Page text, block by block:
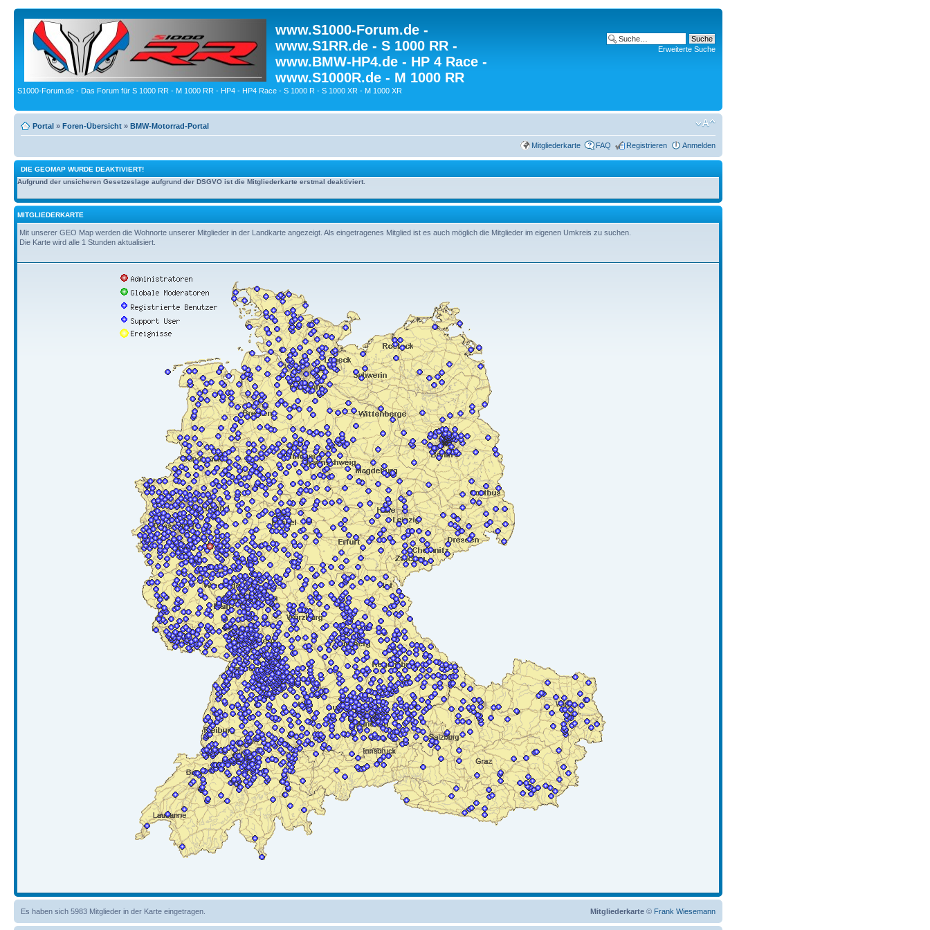
www.S1000-Forum.de -
www.S1RR.de - S 1000 RR -
www.BMW-HP4.de - HP 4 Race -
www.S1000R.de - M 1000 RR
S1000-Forum.de - Das Forum für S 1000 RR - M 1000 RR - HP4 - HP4 Race - S 1000 R - S 1000 XR - M 1000 XR
Erweiterte Suche
Portal » Foren-Übersicht » BMW-Motorrad-Portal
Mitgliederkarte FAQ Registrieren Anmelden
DIE GEOMAP WURDE DEAKTIVIERT!
Aufgrund der unsicheren Gesetzeslage aufgrund der DSGVO ist die Mitgliederkarte erstmal deaktiviert.
MITGLIEDERKARTE
Mit unserer GEO Map werden die Wohnorte unserer Mitglieder in der Landkarte angezeigt. Als eingetragenes Mitglied ist es auch möglich die Mitglieder im eigenen Umkreis zu suchen.
Die Karte wird alle 1 Stunden aktualisiert.
Es haben sich 5983 Mitglieder in der Karte eingetragen. Mitgliederkarte © Frank Wiesemann